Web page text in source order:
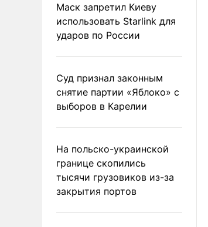
Маск запретил Киеву
использовать Starlink для
ударов по России
Суд признал законным
снятие партии «Яблоко» с
выборов в Карелии
На польско-украинской
границе скопились
тысячи грузовиков из-за
закрытия портов